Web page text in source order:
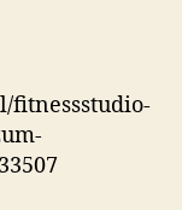
fitnessstudio-